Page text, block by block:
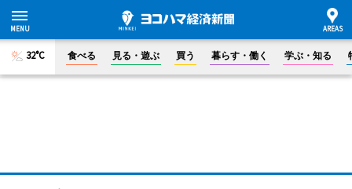
32°C 食べる 見る・遊ぶ 買う 暮らす・働く 学ぶ・知る